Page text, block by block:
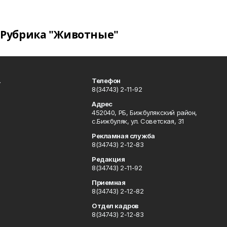
Рубрика "Животные"
Телефон
8(34743) 2-11-92
Адрес
452040, РБ, Бижбулякский район,
с.Бижбуляк, ул. Советская, 31
Рекламная служба
8(34743) 2-12-83
Редакция
8(34743) 2-11-92
Приемная
8(34743) 2-12-82
Отдел кадров
8(34743) 2-12-83